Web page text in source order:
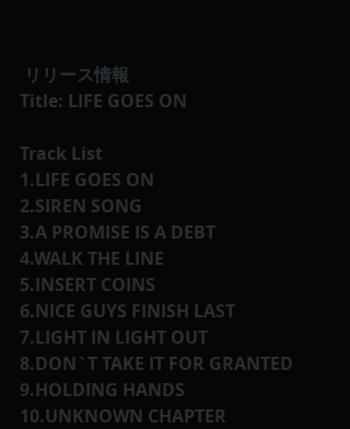
リリース情報
Title: LIFE GOES ON
Track List
1.LIFE GOES ON
2.SIREN SONG
3.A PROMISE IS A DEBT
4.WALK THE LINE
5.INSERT COINS
6.NICE GUYS FINISH LAST
7.LIGHT IN LIGHT OUT
8.DON`T TAKE IT FOR GRANTED
9.HOLDING HANDS
10.UNKNOWN CHAPTER